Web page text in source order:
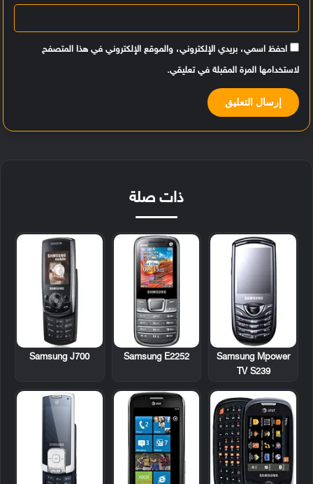
احفظ اسمي، بريدي الإلكتروني، والموقع الإلكتروني في هذا المتصفح
لاستخدامها المرة المقبلة في تعليقي.
ذات صلة
Samsung Mpower
TV S239
Samsung E2252
Samsung J700